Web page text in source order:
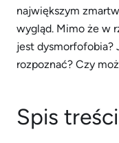
największym
wygląd. Mimo że w
jest dysmorfofobia?
rozpoznać? Czy
Spis